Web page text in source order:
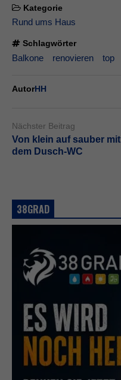
Kategorie
Rund ums Haus
Schlagwörter
Balkone renovieren top
Autor HH
Nächster Beitrag
Von klein auf sauber mit
dem Dusch-WC
38GRAD